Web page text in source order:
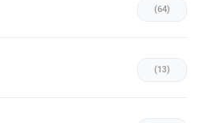
(64)
(13)